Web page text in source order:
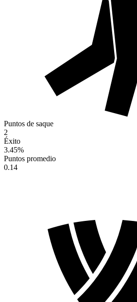
Puntos de saque
2
Éxito
3.45%
Puntos promedio
0.14